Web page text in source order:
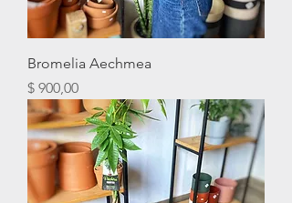
Bromelia Aechmea
Precio
$ 900,00